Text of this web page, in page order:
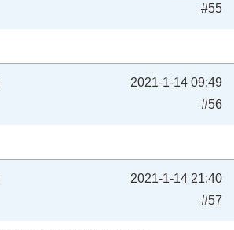
#55
2021-1-14 09:49
#56
2021-1-14 21:40
#57